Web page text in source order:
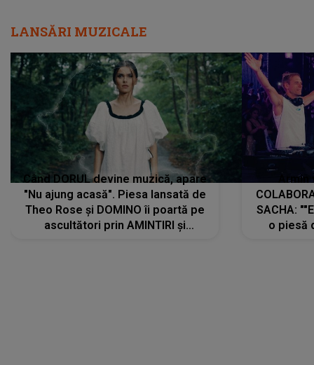
LANSĂRI MUZICALE
Când DORUL devine muzică, apare
"Nu ajung acasă". Piesa lansată de
Theo Rose și DOMINO îi poartă pe
ascultători prin AMINTIRI și
SACHA:
o piesă